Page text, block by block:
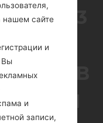
M33
В
нашем сайте
и
Вы
и
записи,